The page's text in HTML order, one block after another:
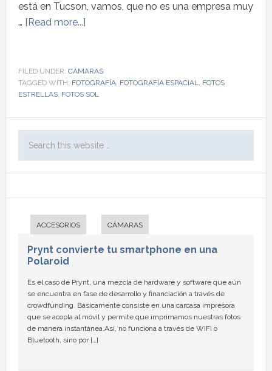
está en Tucson, vamos, que no es una empresa muy
… [Read more...]
FILED UNDER: CÁMARAS
TAGGED WITH: FOTOGRAFÍA, FOTOGRAFÍA ESPACIAL, FOTOS
ESTRELLAS, FOTOS SOL
ACCESORIOS CÁMARAS
Prynt convierte tu smartphone en una
Polaroid
Es el caso de Prynt, una mezcla de hardware y software que aún
se encuentra en fase de desarrollo y financiación a través de
crowdfunding. Básicamente consiste en una carcasa impresora
que se acopla al móvil y permite que imprimamos nuestras fotos
de manera instantánea.Así, no funciona a través de WIFI o
Bluetooth, sino por […]